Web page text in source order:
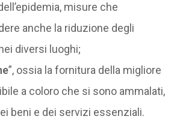
misure che
anche la riduzione degli
diversi luoghi;
”, ossia la fornitura della migliore
a coloro che si sono ammalati,
beni e dei servizi essenziali.